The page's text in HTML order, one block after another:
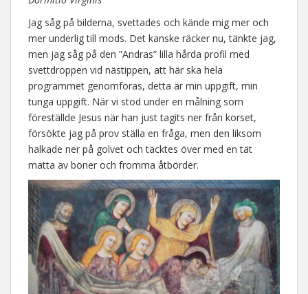
Jag såg på bilderna, svettades och kände mig mer och
mer underlig till mods. Det kanske räcker nu, tänkte jag,
men jag såg på den ”Andras” lilla hårda profil med
svettdroppen vid nästippen, att här ska hela
programmet genomföras, detta är min uppgift, min
tunga uppgift. När vi stod under en målning som
föreställde Jesus när han just tagits ner från korset,
försökte jag på prov ställa en fråga, men den liksom
halkade ner på golvet och täcktes över med en tät
matta av böner och fromma åtbörder.